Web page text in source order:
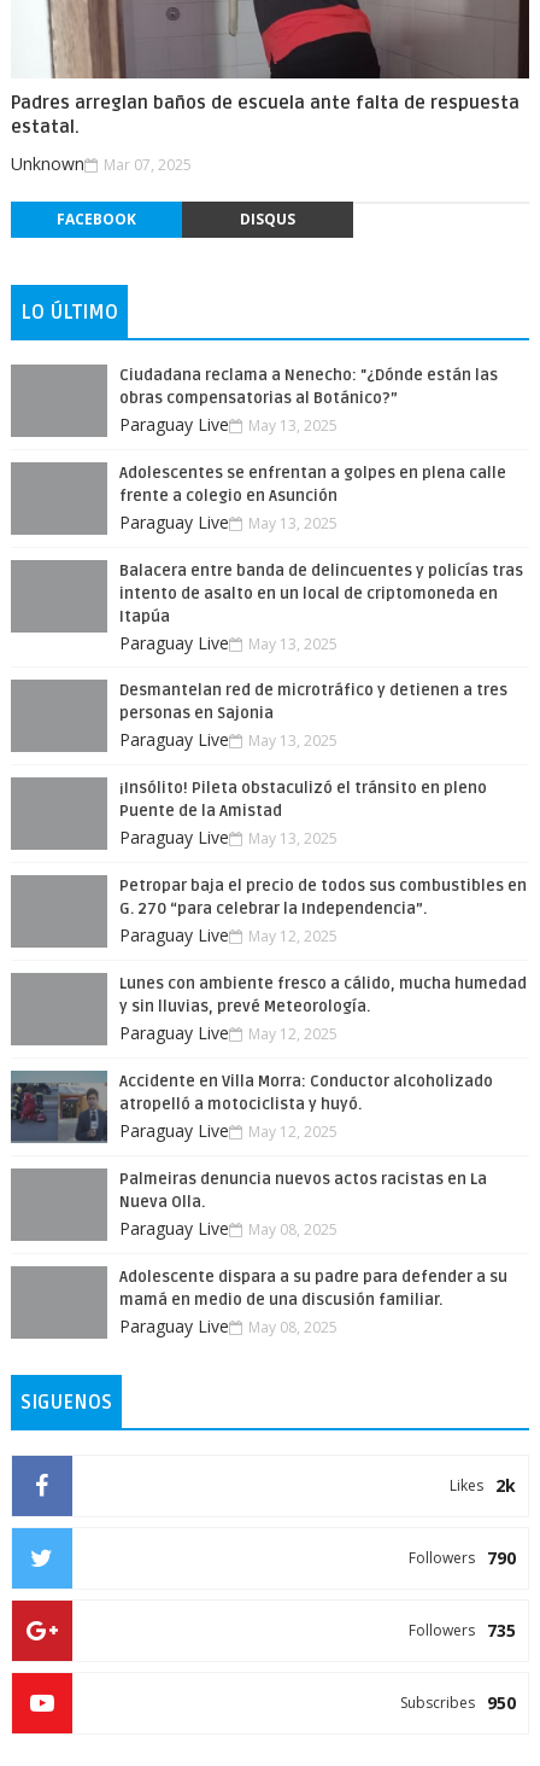
Padres arreglan baños de escuela ante falta de respuesta
estatal.
Unknown Mar 07, 2025
FACEBOOK DISQUS
LO ÚLTIMO
Ciudadana reclama a Nenecho: "¿Dónde están las
obras compensatorias al Botánico?”
Paraguay Live May 13, 2025
Adolescentes se enfrentan a golpes en plena calle
frente a colegio en Asunción
Paraguay Live May 13, 2025
Balacera entre banda de delincuentes y policías tras
intento de asalto en un local de criptomoneda en
Itapúa
Paraguay Live May 13, 2025
Desmantelan red de microtráfico y detienen a tres
personas en Sajonia
Paraguay Live May 13, 2025
¡Insólito! Pileta obstaculizó el tránsito en pleno
Puente de la Amistad
Paraguay Live May 13, 2025
Petropar baja el precio de todos sus combustibles en
G. 270 “para celebrar la Independencia”.
Paraguay Live May 12, 2025
Lunes con ambiente fresco a cálido, mucha humedad
y sin lluvias, prevé Meteorología.
Paraguay Live May 12, 2025
Accidente en Villa Morra: Conductor alcoholizado
atropelló a motociclista y huyó.
Paraguay Live May 12, 2025
Palmeiras denuncia nuevos actos racistas en La
Nueva Olla.
Paraguay Live May 08, 2025
Adolescente dispara a su padre para defender a su
mamá en medio de una discusión familiar.
Paraguay Live May 08, 2025
SIGUENOS
2k
Likes
790
Followers
735
Followers
950
Subscribes